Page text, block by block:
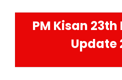
PM Kisan
Update